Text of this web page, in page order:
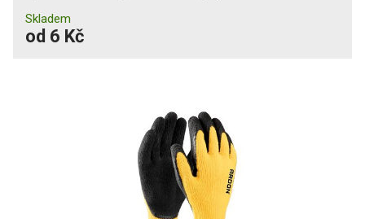
Skladem
od 6 Kč